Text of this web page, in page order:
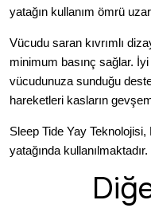
yatağın kullanım ömrü
Vücudu saran kıvrımlı
minimum basınç sağlar.
vücudunuza sunduğu
hareketleri kasların
Sleep Tide Yay Teknolojisi,
yatağında kullanılmaktadır.